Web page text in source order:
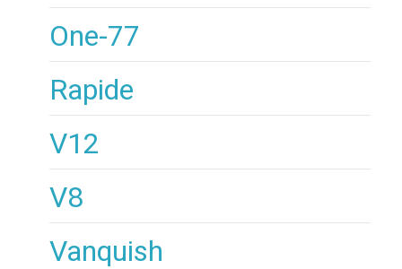
One-77
Rapide
V12
V8
Vanquish